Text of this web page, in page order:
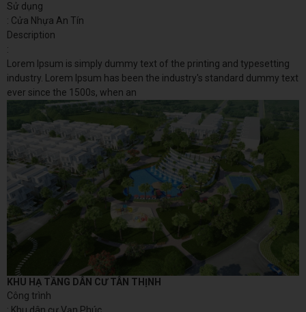
Sử dụng
: Cửa Nhựa An Tín
Description
:
Lorem Ipsum is simply dummy text of the printing and typesetting
industry. Lorem Ipsum has been the industry's standard dummy text
ever since the 1500s, when an
KHU HẠ TẦNG DÂN CƯ TÂN THỊNH
Công trình
: Khu dân cư Vạn Phúc